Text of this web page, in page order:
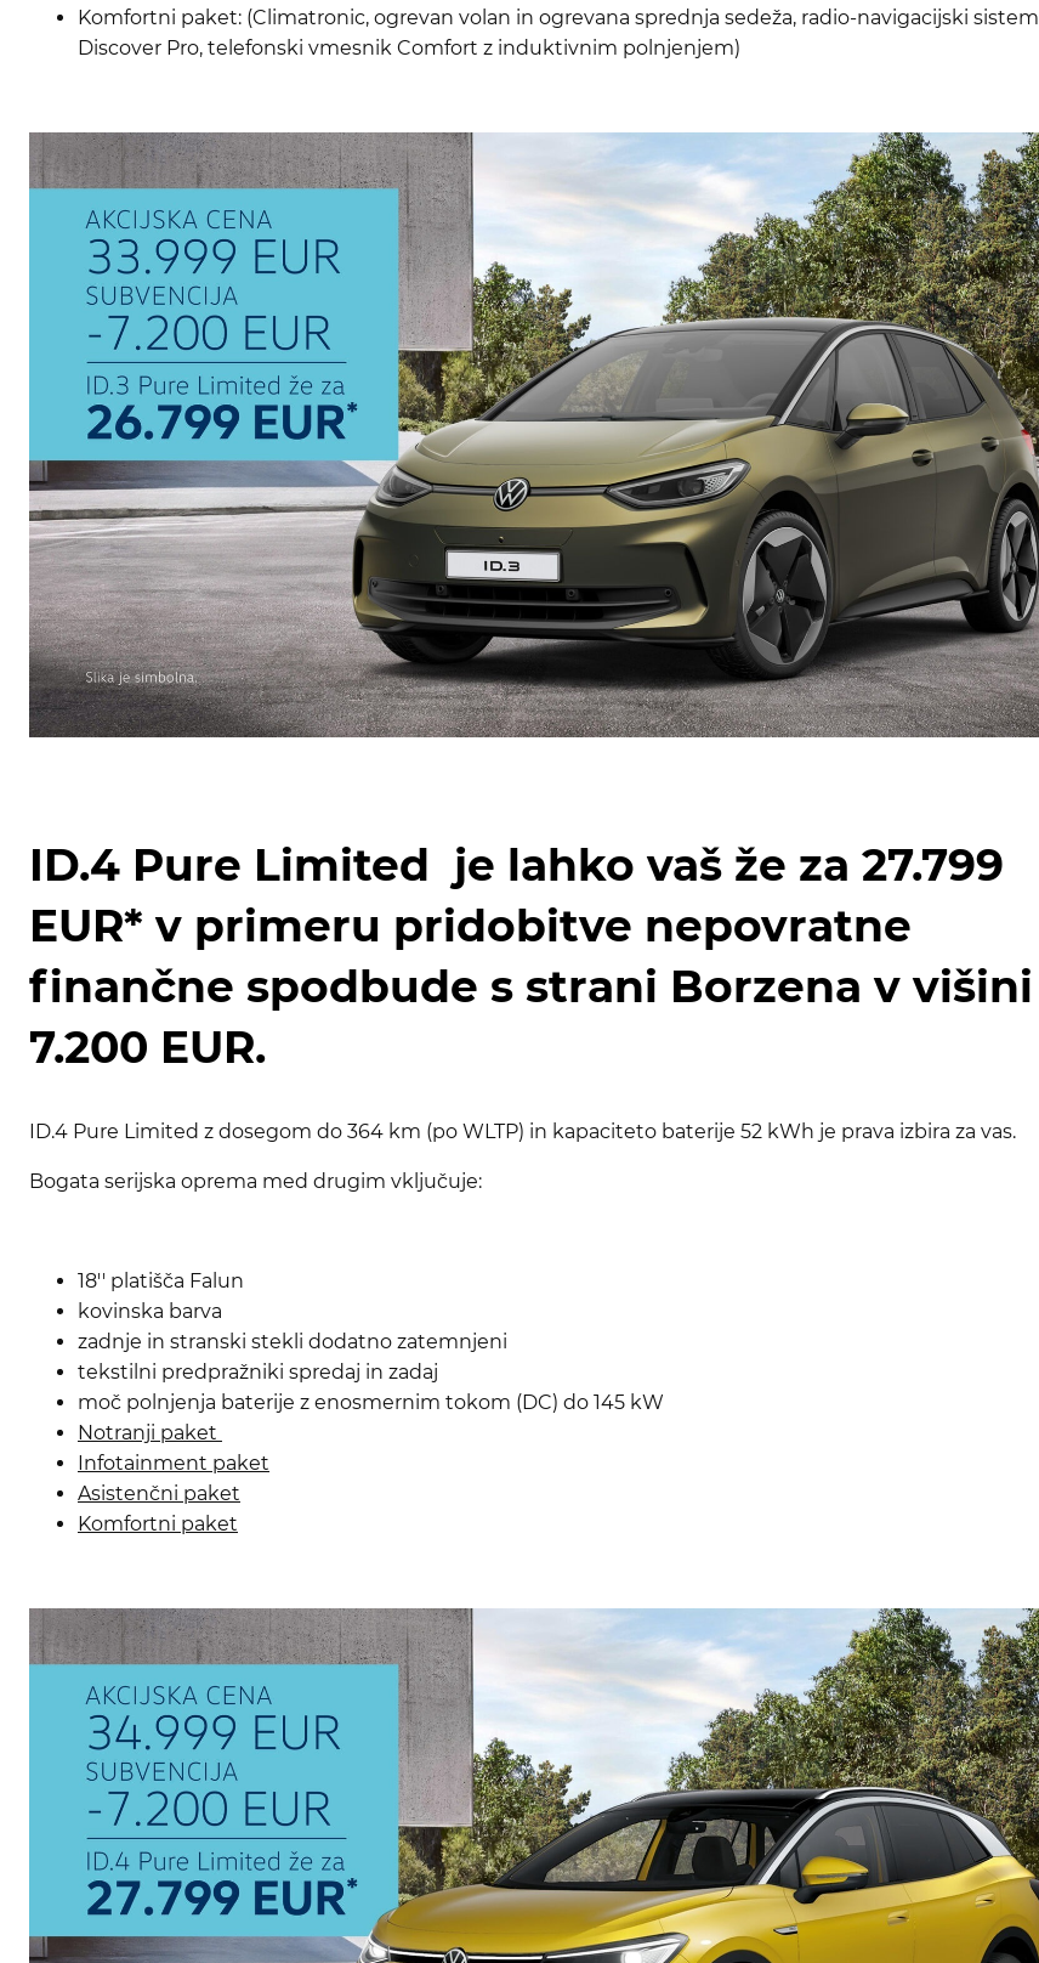
Komfortni paket: (Climatronic, ogrevan volan in ogrevana sprednja sedeža, radio-navigacijski sistem
Discover Pro, telefonski vmesnik Comfort z induktivnim polnjenjem)
ID.4 Pure Limited je lahko vaš že za 27.799
EUR* v primeru pridobitve nepovratne
finančne spodbude s strani Borzena v višini
7.200 EUR.
ID.4 Pure Limited z dosegom do 364 km (po WLTP) in kapaciteto baterije 52 kWh je prava izbira za vas.
Bogata serijska oprema med drugim vključuje:
18'' platišča Falun
kovinska barva
zadnje in stranski stekli dodatno zatemnjeni
tekstilni predpražniki spredaj in zadaj
moč polnjenja baterije z enosmernim tokom (DC) do 145 kW
Notranji paket
Infotainment paket
Asistenčni paket
Komfortni paket